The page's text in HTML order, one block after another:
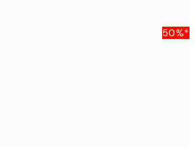
50%*